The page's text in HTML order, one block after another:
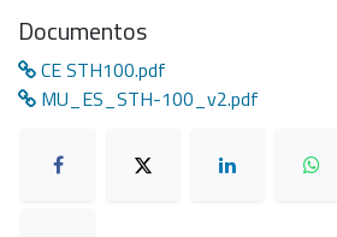
Documentos
CE STH100.pdf
MU_ES_STH-100_v2.pdf